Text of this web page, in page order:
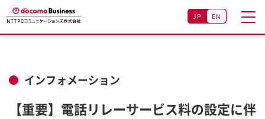
JP EN
インフォメーション
【重要】電話リレーサービス料の設定に伴